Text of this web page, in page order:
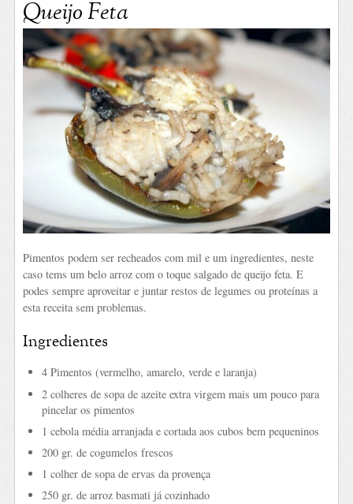
Queijo Feta
Pimentos podem ser recheados com mil e um ingredientes, neste
caso tems um belo arroz com o toque salgado de queijo feta. E
podes sempre aproveitar e juntar restos de legumes ou proteínas a
esta receita sem problemas.
Ingredientes
4 Pimentos (vermelho, amarelo, verde e laranja)
2 colheres de sopa de azeite extra virgem mais um pouco para
pincelar os pimentos
1 cebola média arranjada e cortada aos cubos bem pequeninos
200 gr. de cogumelos frescos
1 colher de sopa de ervas da provença
250 gr. de arroz basmati já cozinhado